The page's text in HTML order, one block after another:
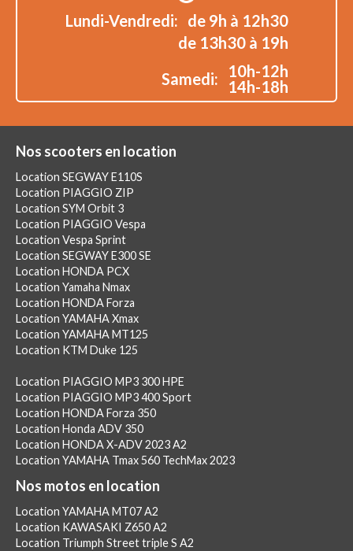
Lundi-Vendredi: de 9h à 12h30
de 13h30 à 19h
Samedi:
10h-12h
14h-18h
Nos scooters en location
Location SEGWAY E110S
Location PIAGGIO ZIP
Location SYM Orbit 3
Location PIAGGIO Vespa
Location Vespa Sprint
Location SEGWAY E300 SE
Location HONDA PCX
Location Yamaha Nmax
Location HONDA Forza
Location YAMAHA Xmax
Location YAMAHA MT125
Location KTM Duke 125
Location PIAGGIO MP3 300 HPE
Location PIAGGIO MP3 400 Sport
Location HONDA Forza 350
Location Honda ADV 350
Location HONDA X-ADV 2023 A2
Location YAMAHA Tmax 560 TechMax 2023
Nos motos en location
Location YAMAHA MT07 A2
Location KAWASAKI Z650 A2
Location Triumph Street triple S A2